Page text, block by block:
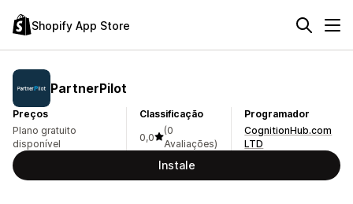
Shopify App Store
PartnerPilot
Preços
Plano gratuito
disponível
Classificação
0,0
(0
Avaliações)
Programador
CognitionHub.com
LTD
Instale